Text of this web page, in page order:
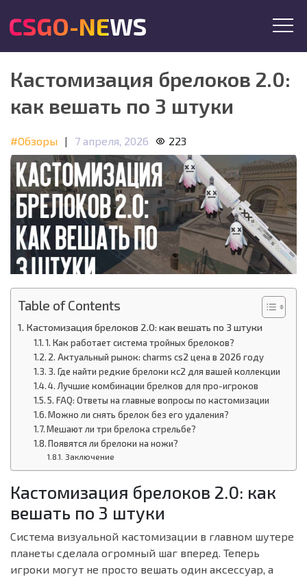
CSGO-NEWS
Кастомизация брелоков 2.0:
как вешать по 3 штуки
#Обзоры | 7 апреля, 2026 223
Table of Contents
Кастомизация брелоков 2.0: как вешать по 3 штуки
1. Как работает система тройных брелоков?
2. Актуальный рынок: charms cs2 цена в 2026 году
3. Где найти редкие брелоки кс2 для вашей коллекции
4. Лучшие комбинации брелков для про-игроков
5. FAQ: Ответы на главные вопросы по кастомизации
Можно ли снять брелок без его удаления?
Мешают ли три брелока стрельбе?
Появятся ли брелоки на ножи?
Заключение
Кастомизация брелоков 2.0: как
вешать по 3 штуки
Система визуальной кастомизации в главном шутере
планеты сделала огромный шаг вперед. Теперь
игроки могут не просто вешать один аксессуар, а